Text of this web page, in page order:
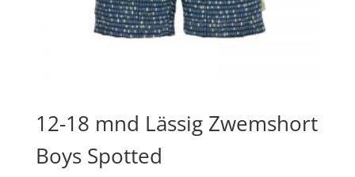
12-18 mnd Lässig Zwemshort
Boys Spotted